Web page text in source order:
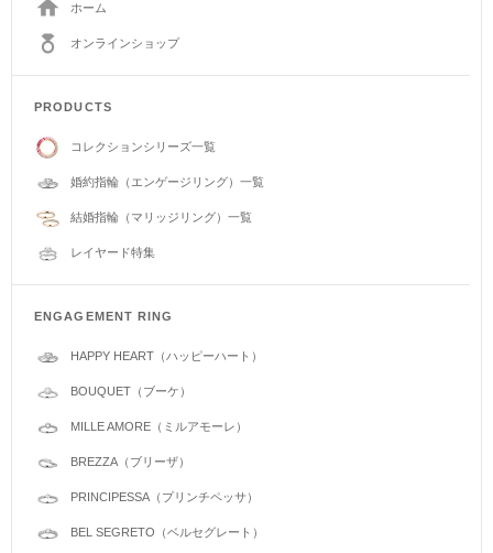
ホーム
オンラインショップ
PRODUCTS
コレクションシリーズ一覧
婚約指輪（エンゲージリング）一覧
結婚指輪（マリッジリング）一覧
レイヤード特集
ENGAGEMENT RING
HAPPY HEART（ハッピーハート）
BOUQUET（ブーケ）
MILLE AMORE（ミルアモーレ）
BREZZA（ブリーザ）
PRINCIPESSA（プリンチペッサ）
BEL SEGRETO（ベルセグレート）